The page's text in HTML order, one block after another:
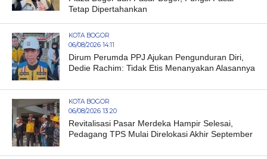
Tetap Dipertahankan
KOTA BOGOR
06/08/2026 14:11
Dirum Perumda PPJ Ajukan Pengunduran Diri,
Dedie Rachim: Tidak Etis Menanyakan Alasannya
KOTA BOGOR
06/08/2026 13:20
Revitalisasi Pasar Merdeka Hampir Selesai,
Pedagang TPS Mulai Direlokasi Akhir September